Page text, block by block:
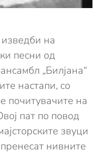
на
песни од
„Билјана“
настапи, со
почитувачите на
пат по повод
звуци
нивните